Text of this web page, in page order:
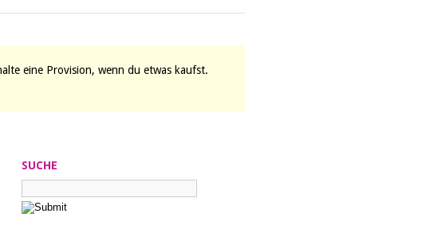
eine Provision, wenn du etwas kaufst.
SUCHE